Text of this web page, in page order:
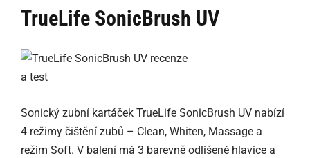
TrueLife SonicBrush UV
Sonický zubní kartáček TrueLife SonicBrush UV nabízí
4 režimy čištění zubů – Clean, Whiten, Massage a
režim Soft. V balení má 3 barevně odlišené hlavice a